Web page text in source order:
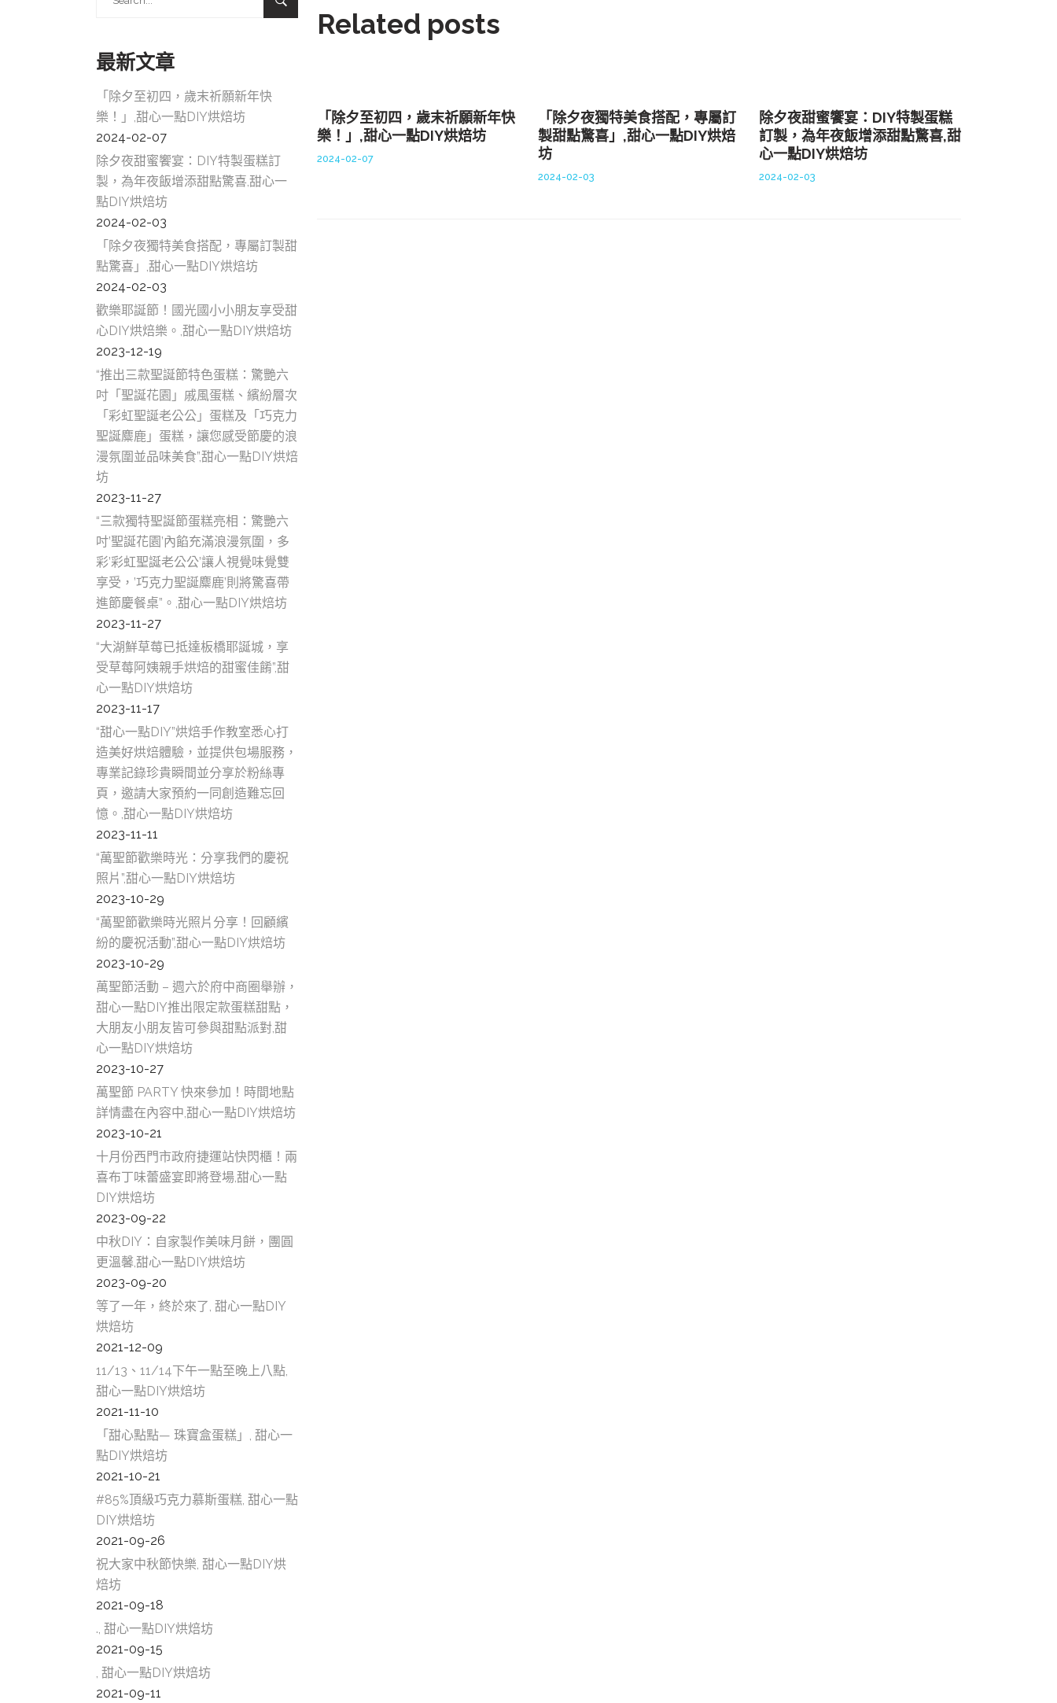
Related posts
「除夕至初四，歲末祈願新年快
樂！」,甜心一點DIY烘焙坊
2024-02-07
「除夕夜獨特美食搭配，專屬訂
製甜點驚喜」,甜心一點DIY烘焙
坊
2024-02-03
除夕夜甜蜜饗宴：DIY特製蛋糕
訂製，為年夜飯增添甜點驚喜,甜
心一點DIY烘焙坊
2024-02-03
最新文章
「除夕至初四，歲末祈願新年快
樂！」,甜心一點DIY烘焙坊
2024-02-07
除夕夜甜蜜饗宴：DIY特製蛋糕訂
製，為年夜飯增添甜點驚喜,甜心一
點DIY烘焙坊
2024-02-03
「除夕夜獨特美食搭配，專屬訂製甜
點驚喜」,甜心一點DIY烘焙坊
2024-02-03
歡樂耶誕節！國光國小小朋友享受甜
心DIY烘焙樂。,甜心一點DIY烘焙坊
2023-12-19
“推出三款聖誕節特色蛋糕：驚艷六
吋「聖誕花園」戚風蛋糕、繽紛層次
「彩虹聖誕老公公」蛋糕及「巧克力
聖誕麋鹿」蛋糕，讓您感受節慶的浪
漫氛圍並品味美食”,甜心一點DIY烘焙
坊
2023-11-27
“三款獨特聖誕節蛋糕亮相：驚艷六
吋’聖誕花園’內餡充滿浪漫氛圍，多
彩’彩虹聖誕老公公’讓人視覺味覺雙
享受，’巧克力聖誕麋鹿’則將驚喜帶
進節慶餐桌”。,甜心一點DIY烘焙坊
2023-11-27
“大湖鮮草莓已抵達板橋耶誕城，享
受草莓阿姨親手烘焙的甜蜜佳餚”,甜
心一點DIY烘焙坊
2023-11-17
“甜心一點DIY”烘焙手作教室悉心打
造美好烘焙體驗，並提供包場服務，
專業記錄珍貴瞬間並分享於粉絲專
頁，邀請大家預約一同創造難忘回
憶。,甜心一點DIY烘焙坊
2023-11-11
“萬聖節歡樂時光：分享我們的慶祝
照片”,甜心一點DIY烘焙坊
2023-10-29
“萬聖節歡樂時光照片分享！回顧繽
紛的慶祝活動”,甜心一點DIY烘焙坊
2023-10-29
萬聖節活動 – 週六於府中商圈舉辦，
甜心一點DIY推出限定款蛋糕甜點，
大朋友小朋友皆可參與甜點派對,甜
心一點DIY烘焙坊
2023-10-27
萬聖節 PARTY 快來參加！時間地點
詳情盡在內容中,甜心一點DIY烘焙坊
2023-10-21
十月份西門市政府捷運站快閃櫃！兩
喜布丁味蕾盛宴即將登場,甜心一點
DIY烘焙坊
2023-09-22
中秋DIY：自家製作美味月餅，團圓
更溫馨,甜心一點DIY烘焙坊
2023-09-20
等了一年，終於來了, 甜心一點DIY
烘焙坊
2021-12-09
11/13、11/14下午一點至晚上八點,
甜心一點DIY烘焙坊
2021-11-10
「甜心點點— 珠寶盒蛋糕」, 甜心一
點DIY烘焙坊
2021-10-21
#85%頂級巧克力慕斯蛋糕, 甜心一點
DIY烘焙坊
2021-09-26
祝大家中秋節快樂, 甜心一點DIY烘
焙坊
2021-09-18
., 甜心一點DIY烘焙坊
2021-09-15
, 甜心一點DIY烘焙坊
2021-09-11